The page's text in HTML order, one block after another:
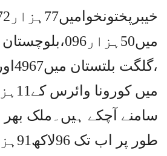
سامنے آچکے ہیں۔ملک